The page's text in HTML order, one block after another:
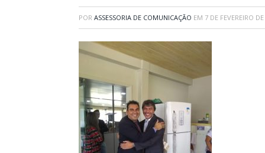
POR ASSESSORIA DE COMUNICAÇÃO EM 7 DE FEVEREIRO